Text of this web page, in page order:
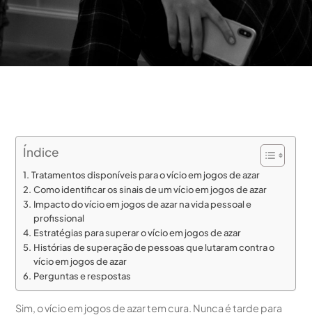
Índice
Tratamentos disponíveis para o vício em jogos de azar
Como identificar os sinais de um vício em jogos de azar
Impacto do vício em jogos de azar na vida pessoal e
profissional
Estratégias para superar o vício em jogos de azar
Histórias de superação de pessoas que lutaram contra o
vício em jogos de azar
Perguntas e respostas
Sim, o vício em jogos de azar tem cura. Nunca é tarde para